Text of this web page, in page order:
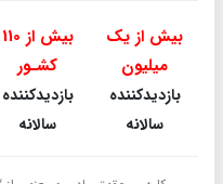
بیش از یک
میلیون
بازدیدکننده
سالانه
بیش از 110
کشـور
بازدیدکننده
سالانه